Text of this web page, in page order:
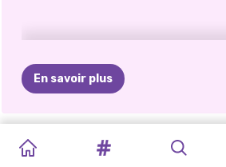
En savoir plus
PAILLETTES
URBAINES
ESTHÉTIQUE
D&#39;ÉTÉ
ARC-EN-
PRINCESSE
PATRIE
BÉGUIN
PRINCESSES
ROCK
PRINCESSE